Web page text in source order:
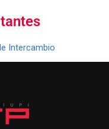
Intercambio